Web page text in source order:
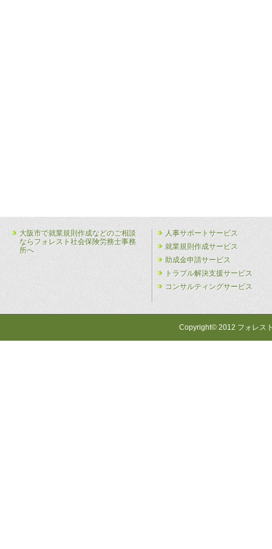
大阪市で就業規則作成などのご相談
ならフォレスト社会保険労務士事務
所へ
人事サポートサービス
就業規則作成サービス
助成金申請サービス
トラブル解決支援サービス
コンサルティングサービス
Copyright© 2012 フォレス